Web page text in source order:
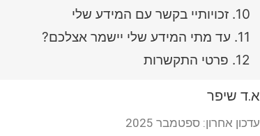
10. זכויותיי בקשר עם המידע שלי
11. עד מתי המידע שלי יישמר אצלכם?
12. פרטי התקשרות
א.ד שיפר
עדכון אחרון: ספטמבר 2025